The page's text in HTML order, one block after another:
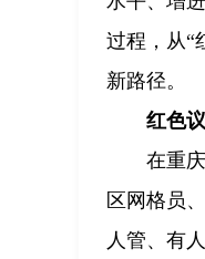
过程，从“
新路径。
红色
在重
区网格员
人管、有人